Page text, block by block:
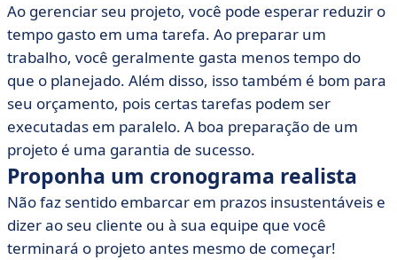
Ao gerenciar seu projeto, você pode esperar reduzir o
tempo gasto em uma tarefa. Ao preparar um
trabalho, você geralmente gasta menos tempo do
que o planejado. Além disso, isso também é bom para
seu orçamento, pois certas tarefas podem ser
executadas em paralelo. A boa preparação de um
projeto é uma garantia de sucesso.
Proponha um cronograma realista
Não faz sentido embarcar em prazos insustentáveis e
dizer ao seu cliente ou à sua equipe que você
terminará o projeto antes mesmo de começar!